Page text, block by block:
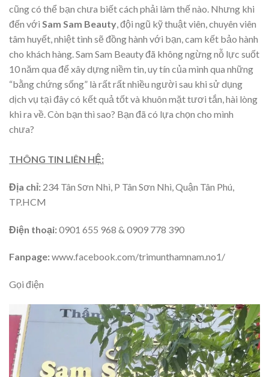
cũng có thể bạn chưa biết cách phải làm thế nào. Nhưng khi
đến với Sam Sam Beauty, đội ngũ kỹ thuật viên, chuyên viên
tâm huyết, nhiệt tình sẽ đồng hành với bạn, cam kết bảo hành
cho khách hàng. Sam Sam Beauty đã không ngừng nỗ lực suốt
10 năm qua để xây dựng niềm tin, uy tín của mình qua những
“bằng chứng sống” là rất rất nhiều người sau khi sử dụng
dịch vụ tại đây có kết quả tốt và khuôn mặt tươi tắn, hài lòng
khi ra về. Còn bạn thì sao? Bạn đã có lựa chọn cho mình
chưa?
THÔNG TIN LIÊN HỆ:
Địa chỉ: 234 Tân Sơn Nhì, P Tân Sơn Nhì, Quận Tân Phú,
TP.HCM
Điện thoại:0901 655 968 & 0909 778 390
Fanpage:www.facebook.com/trimunthamnam.no1/
Gọi điện